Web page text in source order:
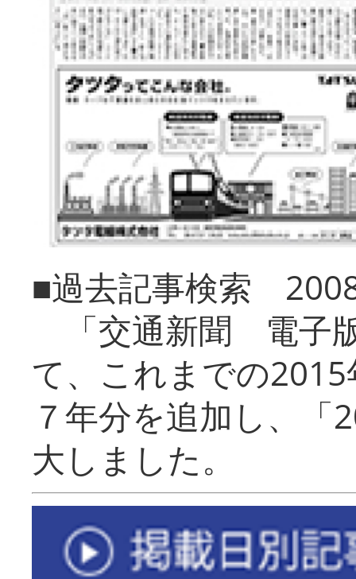
■過去記事検索
「交通新聞 電子
て、これまでの
７年分を追加し、「
大しまし